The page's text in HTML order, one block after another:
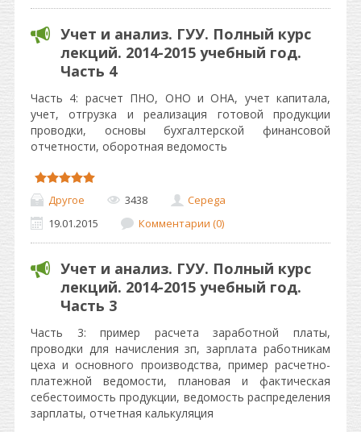
Учет и анализ. ГУУ. Полный курс
лекций. 2014-2015 учебный год.
Часть 4
Часть 4: расчет ПНО, ОНО и ОНА, учет капитала,
учет, отгрузка и реализация готовой продукции
проводки, основы бухгалтерской финансовой
отчетности, оборотная ведомость
Другое 3438
Cepega
19.01.2015
Комментарии (0)
Учет и анализ. ГУУ. Полный курс
лекций. 2014-2015 учебный год.
Часть 3
Часть 3: пример расчета заработной платы,
проводки для начисления зп, зарплата работникам
цеха и основного производства, пример расчетно-
платежной ведомости, плановая и фактическая
себестоимость продукции, ведомость распределения
зарплаты, отчетная калькуляция